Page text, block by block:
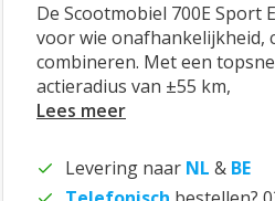
De Scootmobiel 700E Sport
voor wie onafhankelijkheid,
combineren. Met een
actieradius van ±55 km,
Lees meer
Levering naar NL & BE